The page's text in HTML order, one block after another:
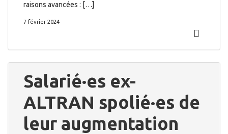
raisons avancées : […]
7 février 2024
Salarié·es ex-
ALTRAN spolié·es de
leur augmentation